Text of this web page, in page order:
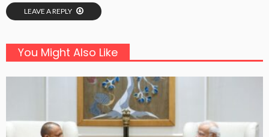
LEAVE A REPLY
You Might Also Like